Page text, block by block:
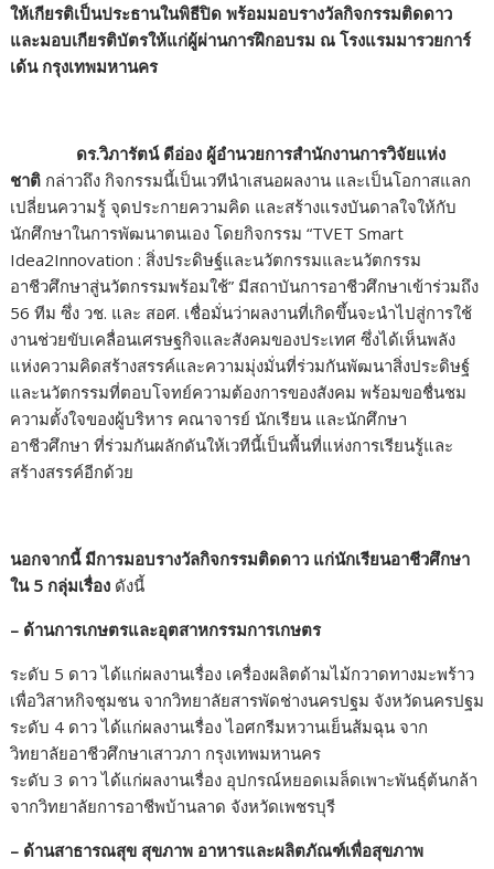
ให้เกียรติเป็นประธานในพิธีปิด พร้อมมอบรางวัลกิจกรรมติดดาว
และมอบเกียรติบัตรให้แก่ผู้ผ่านการฝึกอบรม ณ โรงแรมมารวยการ์
เด้น กรุงเทพมหานคร
ดร.วิภารัตน์ ดีอ่อง ผู้อำนวยการสำนักงานการวิจัยแห่ง
ชาติกล่าวถึง กิจกรรมนี้เป็นเวทีนำเสนอผลงาน และเป็นโอกาสแลก
เปลี่ยนความรู้ จุดประกายความคิด และสร้างแรงบันดาลใจให้กับ
นักศึกษาในการพัฒนาตนเอง โดยกิจกรรม “TVET Smart
Idea2Innovation : สิ่งประดิษฐ์และนวัตกรรมและนวัตกรรม
อาชีวศึกษาสู่นวัตกรรมพร้อมใช้” มีสถาบันการอาชีวศึกษาเข้าร่วมถึง
56 ทีม ซึ่ง วช. และ สอศ. เชื่อมั่นว่าผลงานที่เกิดขึ้นจะนำไปสู่การใช้
งานช่วยขับเคลื่อนเศรษฐกิจและสังคมของประเทศ ซึ่งได้เห็นพลัง
แห่งความคิดสร้างสรรค์และความมุ่งมั่นที่ร่วมกันพัฒนาสิ่งประดิษฐ์
และนวัตกรรมที่ตอบโจทย์ความต้องการของสังคม พร้อมขอชื่นชม
ความตั้งใจของผู้บริหาร คณาจารย์ นักเรียน และนักศึกษา
อาชีวศึกษา ที่ร่วมกันผลักดันให้เวทีนี้เป็นพื้นที่แห่งการเรียนรู้และ
สร้างสรรค์อีกด้วย
นอกจากนี้ มีการมอบรางวัลกิจกรรมติดดาว แก่นักเรียนอาชีวศึกษา
ใน 5 กลุ่มเรื่อง ดังนี้
– ด้านการเกษตรและอุตสาหกรรมการเกษตร
ระดับ 5 ดาว ได้แก่ผลงานเรื่อง เครื่องผลิตด้ามไม้กวาดทางมะพร้าว
เพื่อวิสาหกิจชุมชน จากวิทยาลัยสารพัดช่างนครปฐม จังหวัดนครปฐม
ระดับ 4 ดาว ได้แก่ผลงานเรื่อง ไอศกรีมหวานเย็นส้มฉุน จาก
วิทยาลัยอาชีวศึกษาเสาวภา กรุงเทพมหานคร
ระดับ 3 ดาว ได้แก่ผลงานเรื่อง อุปกรณ์หยอดเมล็ดเพาะพันธุ์ต้นกล้า
จากวิทยาลัยการอาชีพบ้านลาด จังหวัดเพชรบุรี
– ด้านสาธารณสุข สุขภาพ อาหารและผลิตภัณฑ์เพื่อสุขภาพ